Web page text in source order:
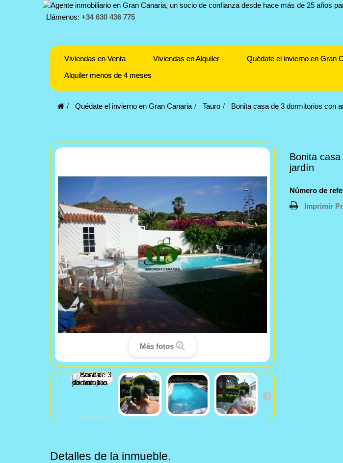
Llámenos: +34 630 436 775
Viviendas en Venta Viviendas en Alquiler Quédate el invierno en Gran
Alquiler menos de 4 meses
Quédate el invierno en Gran Canaria Tauro Bonita casa de 3 dormitorios con
Más fotos
Bonita
jardín
Número de
Imprimir
Detalles de la inmueble.